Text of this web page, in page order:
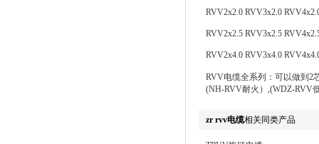
RVV2x2.0 RVV3x2.0
RVV2x2.5 RVV3x2.5
RVV2x4.0 RVV3x4.0
RVV电缆全系列：可以做到2
(NH-RVV耐火）,(WDZ-RVV
zr rvv电缆相关同类产品